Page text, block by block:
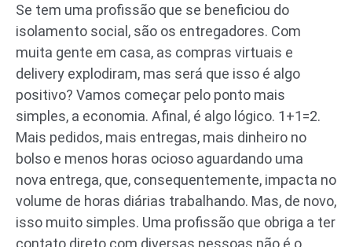
Se tem uma profissão que se beneficiou do
isolamento social, são os entregadores. Com
muita gente em casa, as compras virtuais e
delivery explodiram, mas será que isso é algo
positivo? Vamos começar pelo ponto mais
simples, a economia. Afinal, é algo lógico. 1+1=2.
Mais pedidos, mais entregas, mais dinheiro no
bolso e menos horas ocioso aguardando uma
nova entrega, que, consequentemente, impacta no
volume de horas diárias trabalhando. Mas, de novo,
isso muito simples. Uma profissão que obriga a ter
contato direto com diversas pessoas não é o